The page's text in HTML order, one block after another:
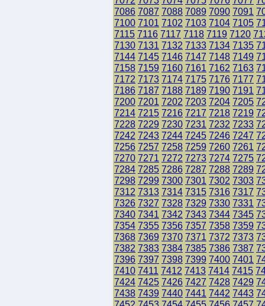
7086 7087 7088 7089 7090 7091
7100 7101 7102 7103 7104 7105
7115 7116 7117 7118 7119 7120
7130 7131 7132 7133 7134 7135
7144 7145 7146 7147 7148 7149
7158 7159 7160 7161 7162 7163
7172 7173 7174 7175 7176 7177
7186 7187 7188 7189 7190 7191
7200 7201 7202 7203 7204 7205
7214 7215 7216 7217 7218 7219
7228 7229 7230 7231 7232 7233
7242 7243 7244 7245 7246 7247
7256 7257 7258 7259 7260 7261
7270 7271 7272 7273 7274 7275
7284 7285 7286 7287 7288 7289
7298 7299 7300 7301 7302 7303
7312 7313 7314 7315 7316 7317
7326 7327 7328 7329 7330 7331
7340 7341 7342 7343 7344 7345
7354 7355 7356 7357 7358 7359
7368 7369 7370 7371 7372 7373
7382 7383 7384 7385 7386 7387
7396 7397 7398 7399 7400 7401
7410 7411 7412 7413 7414 7415
7424 7425 7426 7427 7428 7429
7438 7439 7440 7441 7442 7443